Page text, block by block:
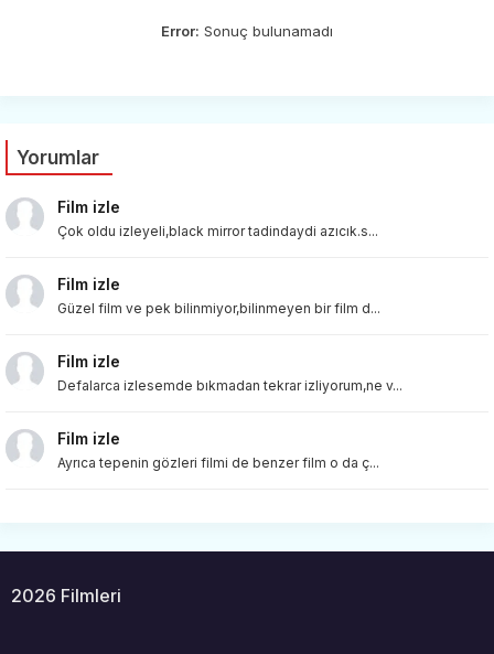
Error: Sonuç bulunamadı
Yorumlar
Film izle
Çok oldu izleyeli,black mirror tadindaydi azıcık.s...
Film izle
Güzel film ve pek bilinmiyor,bilinmeyen bir film d...
Film izle
Defalarca izlesemde bıkmadan tekrar izliyorum,ne v...
Film izle
Ayrıca tepenin gözleri filmi de benzer film o da ç...
2026 Filmleri